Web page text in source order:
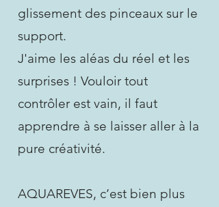
glissement des pinceaux sur le
support.
J'aime les aléas du réel et les
surprises ! Vouloir tout
contrôler est vain, il faut
apprendre à se laisser aller à la
pure créativité.
​AQUAREVES, c’est bien plus